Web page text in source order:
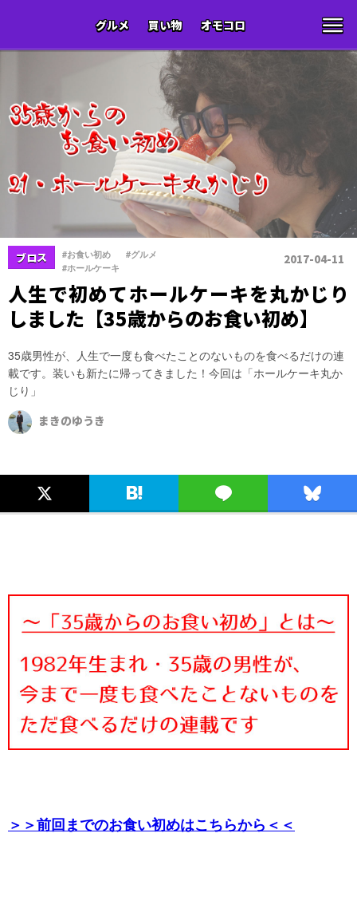
グルメ 買い物 オモコロ
ブロス #お食い初め #グルメ
#ホールケーキ
2017-04-11
人生で初めてホールケーキを丸かじり
しました【35歳からのお食い初め】
35歳男性が、人生で一度も食べたことのないものを食べるだけの連
載です。装いも新たに帰ってきました！今回は「ホールケーキ丸か
じり」
まきのゆうき
＞＞前回までのお食い初めはこちらから＜＜